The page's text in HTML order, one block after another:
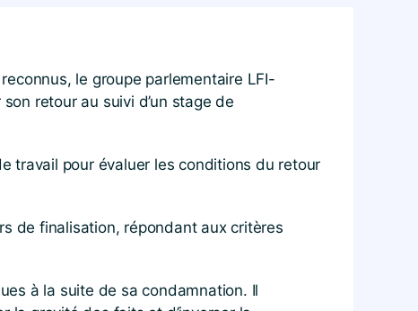
le groupe parlementaire LFI-
retour au suivi d’un stage de
travail pour évaluer les conditions du retour
de finalisation, répondant aux critères
à la suite de sa condamnation. Il